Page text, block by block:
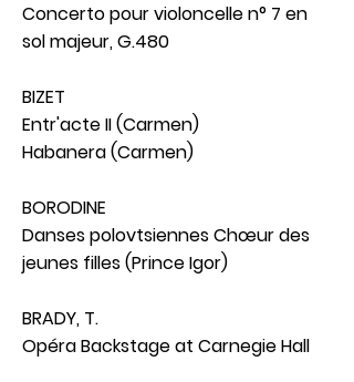
Concerto pour violoncelle n° 7 en
sol majeur, G.480
BIZET
Entr'acte II (Carmen)
Habanera (Carmen)
BORODINE
Danses polovtsiennes Chœur des
jeunes filles (Prince Igor)
BRADY, T.
Opéra Backstage at Carnegie Hall